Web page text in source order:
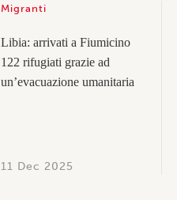
Migranti
Libia: arrivati a Fiumicino
122 rifugiati grazie ad
un’evacuazione umanitaria
11 Dec 2025